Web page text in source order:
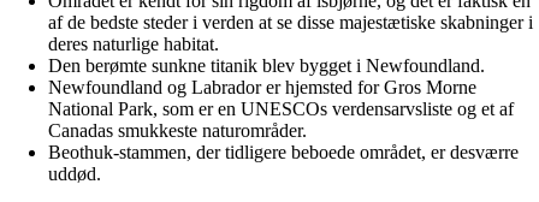
af de bedste steder i verden at se disse majestætiske skabninger i
deres naturlige habitat.
Den berømte sunkne titanik blev bygget i Newfoundland.
Newfoundland og Labrador er hjemsted for Gros Morne
National Park, som er en UNESCOs verdensarvsliste og et af
Canadas smukkeste naturområder.
Beothuk-stammen, der tidligere beboede området, er desværre
uddød.